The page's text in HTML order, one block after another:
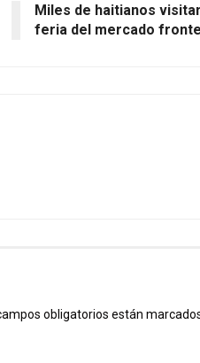
Miles de haitianos
feria del mercado
obligatorios están